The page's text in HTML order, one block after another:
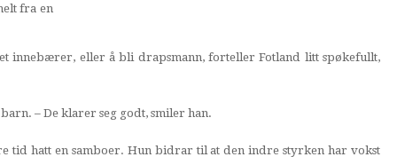
fra en
innebærer, eller å bli drapsmann, forteller Fotland litt spøkefullt,
– De klarer seg godt, smiler han.
tid hatt en samboer. Hun bidrar til at den indre styrken har vokst